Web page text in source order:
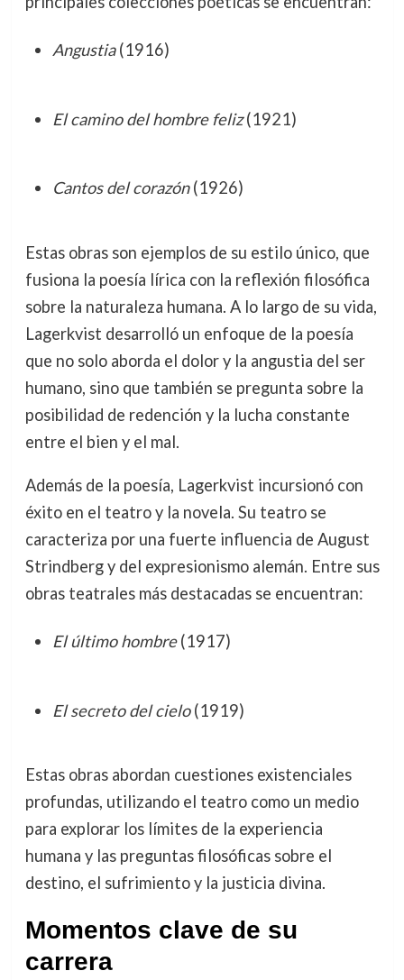
Angustia(1916)
El camino del hombre feliz(1921)
Cantos del corazón(1926)
Estas obras son ejemplos de su estilo único, que
fusiona la poesía lírica con la reflexión filosófica
sobre la naturaleza humana. A lo largo de su vida,
Lagerkvist desarrolló un enfoque de la poesía
que no solo aborda el dolor y la angustia del ser
humano, sino que también se pregunta sobre la
posibilidad de redención y la lucha constante
entre el bien y el mal.
Además de la poesía, Lagerkvist incursionó con
éxito en el teatro y la novela. Su teatro se
caracteriza por una fuerte influencia de August
Strindberg y del expresionismo alemán. Entre sus
obras teatrales más destacadas se encuentran:
El último hombre(1917)
El secreto del cielo(1919)
Estas obras abordan cuestiones existenciales
profundas, utilizando el teatro como un medio
para explorar los límites de la experiencia
humana y las preguntas filosóficas sobre el
destino, el sufrimiento y la justicia divina.
Momentos clave de su
carrera